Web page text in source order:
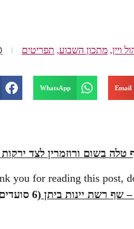
ויין, מתכון השבוע, תפריטים
Email
WhatsApp
בשום ורוזמרין לצד ירקות
you for reading this post,
שף רשת יינות ביתן (
6